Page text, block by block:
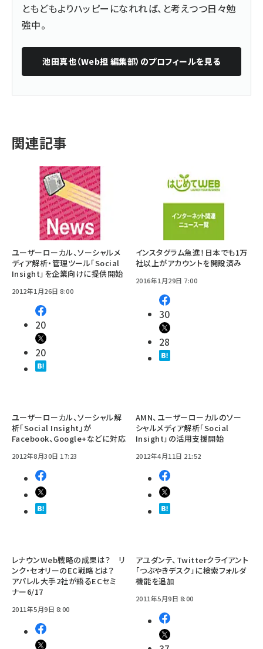
ともどもよりハッピーになれれば、と考えつつ日々勉
強中。
池田真也（Web担 編集部） のプロフィールを見る
関連記事
ユーザーローカル、ソーシャルメ
ディア解析・管理ツール「Social
Insight」を企業向けに提供開始
2012年1月26日 8:00
20
20
インスタグラム急進！日本でも1万
社以上がアカウントを開設済み
2016年1月29日 7:00
30
28
ユーザーローカル、ソーシャル解
析「Social Insight」が
Facebook、Google+などに対応
2012年8月30日 17:23
AMN、ユーザーローカルのソー
シャルメディア解析「Social
Insight」の活用支援開始
2012年4月11日 21:52
レナウンWeb戦略の成果は？ リ
ンク・セオリーのEC戦略とは？
アパレル大手2社が語るECセミ
ナー6/17
2011年5月9日 8:00
アユダンテ、Twitterクライアント
「つぶやきデスク」に検索フォルダ
機能を追加
2011年5月9日 8:00